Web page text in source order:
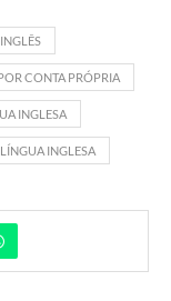
CONTA PRÓPRIA
INGLESA
LÍNGUA INGLESA